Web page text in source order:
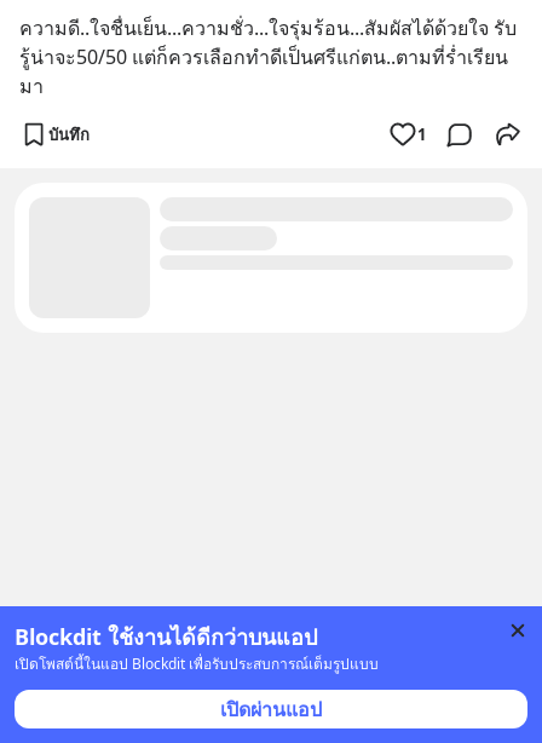
Blockdit ใช้งานได้ดีกว่าบนแอป
เปิดโพสต์นี้ในแอป Blockdit เพื่อรับประสบการณ์เต็มรูปแบบ
เปิดผ่านแอป
ความดี..ใจชื่นเย็น...ความชั่ว...ใจรุ่มร้อน...สัมผัสได้ด้วยใจ รับ
รู้น่าจะ50/50 แต่ก็ควรเลือกทำดีเป็นศรีแก่ตน..ตามที่ร่ำเรียน
มา
บันทึก 1
โฆษณา